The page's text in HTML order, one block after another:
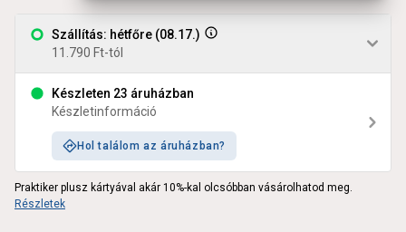
Szállítás: hétfőre (08.17.)
11.790 Ft-tól
Készleten 23 áruházban
Készletinformáció
Hol találom az áruházban?
Praktiker plusz kártyával akár 10%-kal olcsóbban vásárolhatod meg.
Részletek